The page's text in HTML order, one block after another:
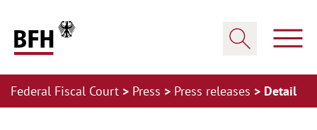
Federal Fiscal Court Press Press releases Detail